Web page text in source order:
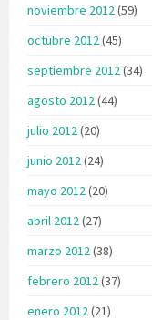
noviembre 2012(59)
octubre 2012(45)
septiembre 2012(34)
agosto 2012(44)
julio 2012(20)
junio 2012(24)
mayo 2012(20)
abril 2012(27)
marzo 2012(38)
febrero 2012(37)
enero 2012(21)